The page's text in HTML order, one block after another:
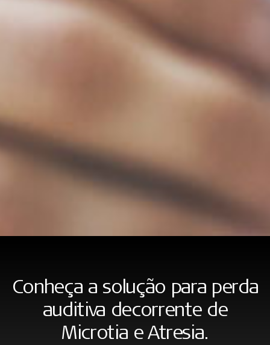
Conheça a solução para perda
auditiva decorrente de
Microtia e Atresia.